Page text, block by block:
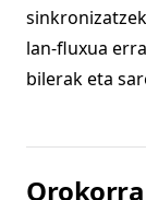
lan-fluxua
bilerak eta
Orokorra